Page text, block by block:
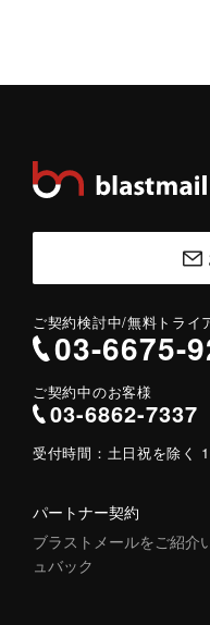
ご契約検討中/無料トライ
03-6675-
ご契約中のお客様
03-6862-7337
受付時間： 土日祝を除く
パートナー契約
ブラストメールをご紹介
ュバック